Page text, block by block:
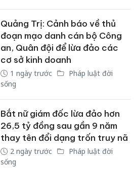
Quảng Trị: Cảnh báo về thủ
đoạn mạo danh cán bộ Công
an, Quân đội để lừa đảo các
cơ sở kinh doanh
1 ngày trước
Pháp luật đời
sống
Bắt nữ giám đốc lừa đảo hơn
26,5 tỷ đồng sau gần 9 năm
thay tên đổi dạng trốn truy nã
2 ngày trước
Pháp luật đời
sống